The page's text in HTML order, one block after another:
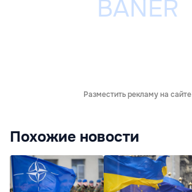
Разместить рекламу на сайте
Похожие новости